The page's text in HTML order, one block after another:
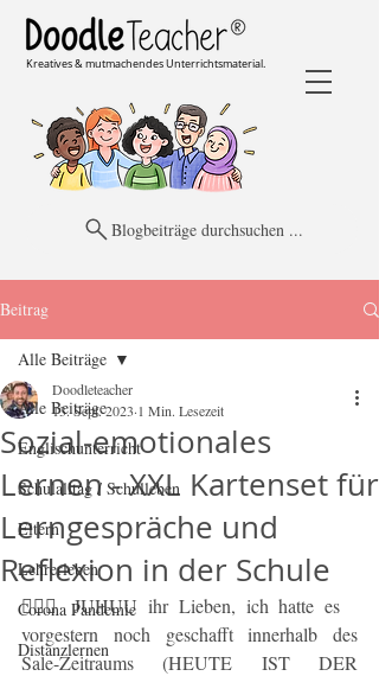
Kreatives & mutmachendes Unterrichtsmaterial.
Blogbeiträge durchsuchen ...
Beitrag
Alle Beiträge
Englischunterricht
Schulalltag / Schulleben
Eltern
Lehrerleben
Corona Pandemie
Distanzlernen
Alle Beiträge
Sozial-emotionales
Lernen - XXL Kartenset für
Lerngespräche und
Reflexion in der Schule
Doodleteacher
13. Sept. 2023 1 Min. Lesezeit
💁🏼‍♂️ JUHUU ihr Lieben, ich hatte es
vorgestern noch geschafft innerhalb des
Sale-Zeitraums (HEUTE IST DER